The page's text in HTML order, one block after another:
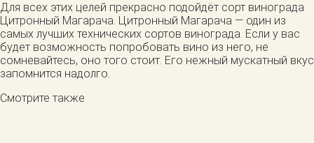
Для всех этих целей прекрасно подойдёт сорт винограда
Цитронный Магарача. Цитронный Магарача — один из
самых лучших технических сортов винограда. Если у вас
будет возможность попробовать вино из него, не
сомневайтесь, оно того стоит. Его нежный мускатный вкус
запомнится надолго.
Смотрите также